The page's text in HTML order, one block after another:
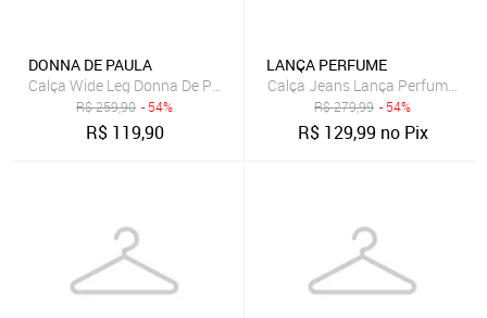
DONNA DE PAULA
Calça Wide Leg Donna De Paula Marrom De Bengaline Resinada
R$259,90 - 54%
R$ 119,90
LANÇA PERFUME
Calça Jeans Lança Perfume
R$279,99 - 54%
R$ 129,99 no Pix